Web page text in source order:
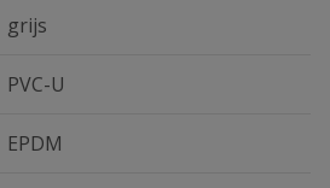
grijs
PVC-U
EPDM